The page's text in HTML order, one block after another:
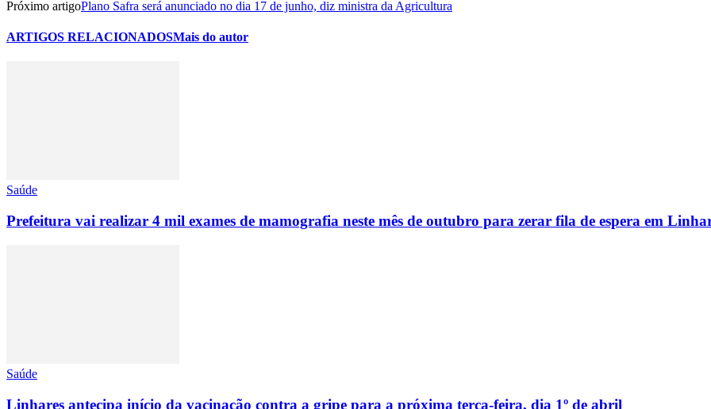
Próximo artigoPlano Safra será anunciado no dia 17 de junho, diz ministra da Agricultura
ARTIGOS RELACIONADOSMais do autor
Saúde
Prefeitura vai realizar 4 mil exames de mamografia neste mês de outubro para zerar fila de espera em
Saúde
Linhares antecipa início da vacinação contra a gripe para a próxima terça-feira, dia 1º de abril